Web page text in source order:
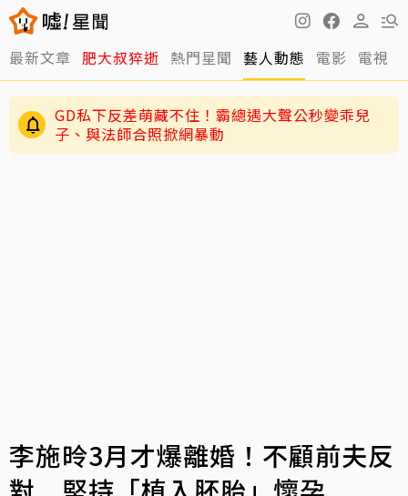
最新文章 肥大叔猝逝 熱門星聞 藝人動態 電影 電視
周渝民私下超寵女！喻虹淵曝「千萬聘金」護愛
女
李施昤3月才爆離婚！不顧前夫反